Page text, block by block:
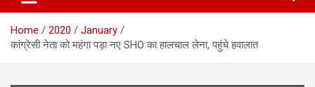
Home 2020
January
कांग्रेसी नेता को महंगा पड़ा नए SHO का हालचाल लेना, पहुंचे हवालात